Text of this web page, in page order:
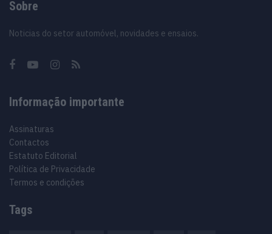
Sobre
Noticias do setor automóvel, novidades e ensaios.
Informação importante
Assinaturas
Contactos
Estatuto Editorial
Política de Privacidade
Termos e condições
Tags